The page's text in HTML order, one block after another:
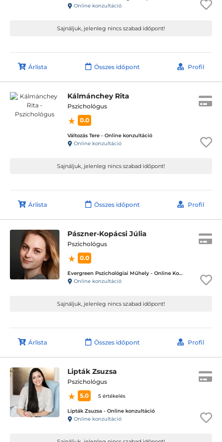
Online konzultáció
Sajnáljuk, jelenleg nincs szabad időpont!
Árlista Összes időpont Profil
Kálmánchey Rita
Pszichológus
0.0
Változás Tere - Online konzultáció
Online konzultáció
Sajnáljuk, jelenleg nincs szabad időpont!
Árlista Összes időpont Profil
Pászner-Kopácsi Júlia
Pszichológus
0.0
Evergreen Pszichológiai Műhely - Online Konzultáció
Online konzultáció
Sajnáljuk, jelenleg nincs szabad időpont!
Árlista Összes időpont Profil
Lipták Zsuzsa
Pszichológus
5.0
5 értékelés
Lipták Zsuzsa - Online konzultáció
Online konzultáció